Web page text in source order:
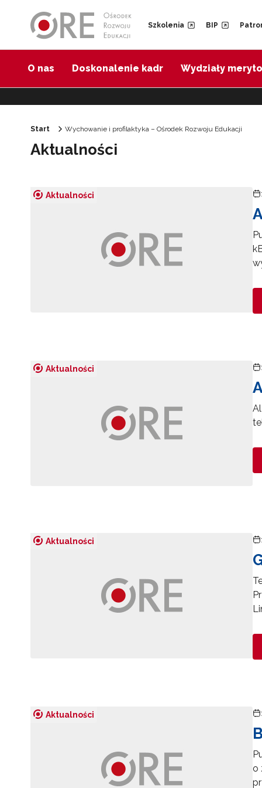
Szkolenia BIP
O nas Doskonalenie kadr Wydziały
Start Wychowanie i profilaktyka – Ośrodek Rozwoju Edukacji
Aktualności
Aktualności
Aktualności
Aktualności
Aktualności
o